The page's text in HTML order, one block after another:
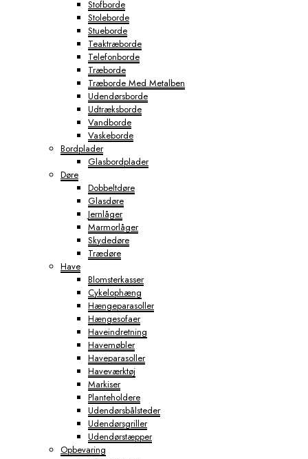
Stofborde
Stoleborde
Stueborde
Teaktræborde
Telefonborde
Træborde
Træborde Med Metalben
Udendørsborde
Udtræksborde
Vandborde
Vaskeborde
Bordplader
Glasbordplader
Døre
Dobbeltdøre
Glasdøre
Jernlåger
Marmorlåger
Skydedøre
Trædøre
Have
Blomsterkasser
Cykelophæng
Hængeparasoller
Hængesofaer
Haveindretning
Havemøbler
Haveparasoller
Haveværktøj
Markiser
Planteholdere
Udendørsbålsteder
Udendørsgriller
Udendørstæpper
Opbevaring